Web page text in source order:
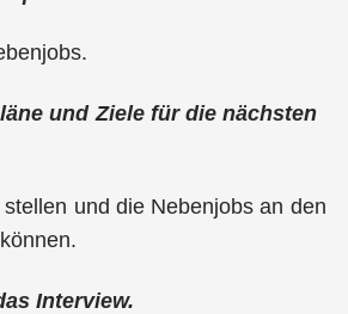
und Ziele für die nächsten
und die Nebenjobs an den
Interview.